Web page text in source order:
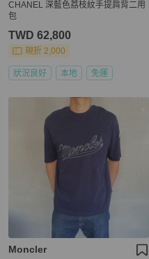
CHANEL 深藍色荔枝紋手提肩背二用
包
TWD 62,800
現折 2,000
狀況良好 本地 免運
Moncler